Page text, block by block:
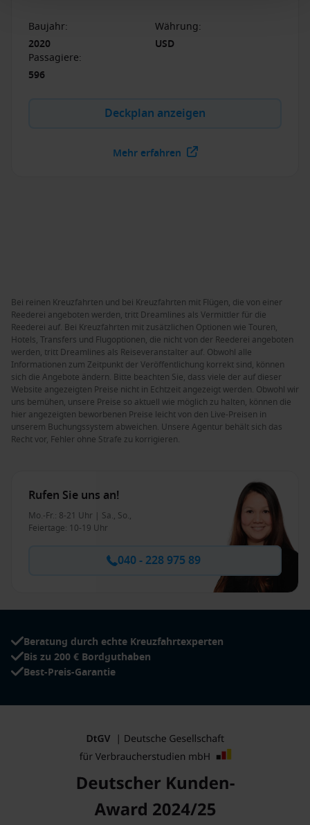
entführen.
Baujahr:
2020
Währung:
USD
Passagiere:
596
Deckplan anzeigen
Mehr erfahren
Bei reinen Kreuzfahrten und bei Kreuzfahrten mit Flügen, die von einer
Reederei angeboten werden, tritt Dreamlines als Vermittler für die
Reederei auf. Bei Kreuzfahrten mit zusätzlichen Optionen wie Touren,
Hotels, Transfers und Flugoptionen, die nicht von der Reederei angeboten
werden, tritt Dreamlines als Reiseveranstalter auf. Obwohl alle
Informationen zum Zeitpunkt der Veröffentlichung korrekt sind, können
sich die Angebote ändern. Bitte beachten Sie, dass viele der auf dieser
Website angezeigten Preise nicht in Echtzeit angezeigt werden. Obwohl wir
uns bemühen, unsere Preise so aktuell wie möglich zu halten, können die
hier angezeigten beworbenen Preise leicht von den Live-Preisen in
unserem Buchungssystem abweichen. Unsere Agentur behält sich das
Recht vor, Fehler ohne Strafe zu korrigieren.
Rufen Sie uns an!
Mo.-Fr.: 8-21 Uhr | Sa., So.,
Feiertage: 10-19 Uhr
040 - 228 975 89
Beratung durch echte Kreuzfahrtexperten
Bis zu 200 € Bordguthaben
Best-Preis-Garantie